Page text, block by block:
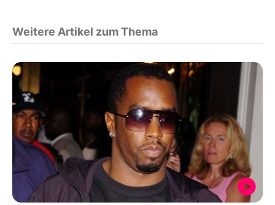
Weitere Artikel zum Thema